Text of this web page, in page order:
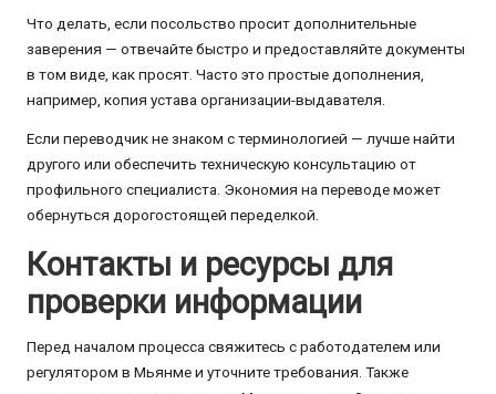
Что делать, если посольство просит дополнительные
заверения — отвечайте быстро и предоставляйте документы
в том виде, как просят. Часто это простые дополнения,
например, копия устава организации-выдавателя.
Если переводчик не знаком с терминологией — лучше найти
другого или обеспечить техническую консультацию от
профильного специалиста. Экономия на переводе может
обернуться дорогостоящей переделкой.
Контакты и ресурсы для
проверки информации
Перед началом процесса свяжитесь с работодателем или
регулятором в Мьянме и уточните требования. Также